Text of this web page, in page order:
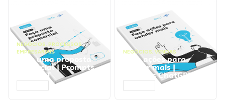
NEGÓCIOS, PROCESSOS
EMPRESARIAIS
Faça uma proposta
comercial | Prompts
ChatGPT
NEGÓCIOS, VENDAS
Faça ações para
vender mais |
Prompts ChatGPT